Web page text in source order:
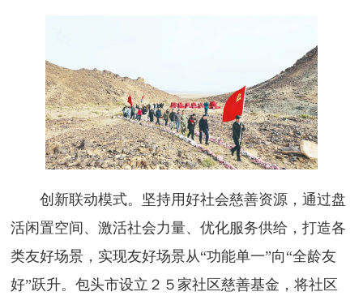
创新联动模式。坚持用好社会慈善资源，通过盘
活闲置空间、激活社会力量、优化服务供给，打造各
类友好场景，实现友好场景从“功能单一”向“全龄友
好”跃升。包头市设立２５家社区慈善基金，将社区